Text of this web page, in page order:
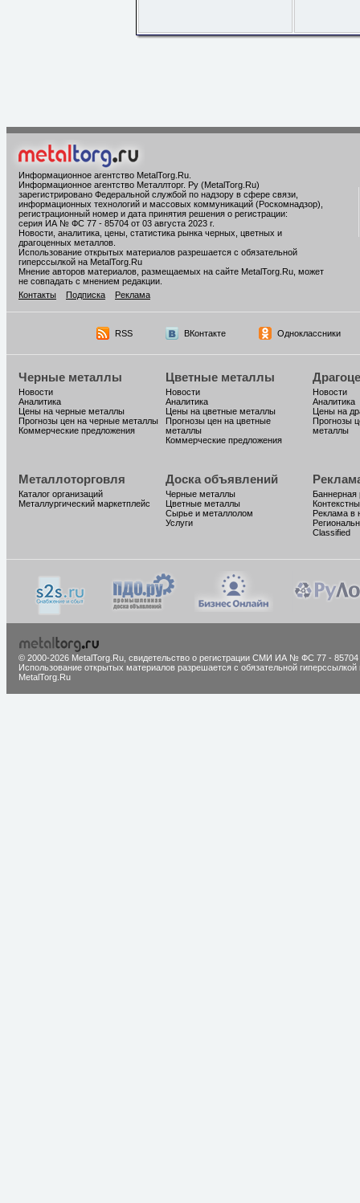
Информационное агентство MetalTorg.Ru
Информационное агентство Металлторг. Ру (MetalTorg.Ru)
зарегистрировано Федеральной службой по надзору в сфере связи,
информационных технологий и массовых коммуникаций (Роскомнадзор),
регистрационный номер и дата принятия решения о регистрации:
серия ИА № ФС 77 - 85704 от 03 августа 2023 г.
Новости, аналитика, цены, статистика рынка черных, цветных и
драгоценных металлов.
Использование открытых материалов разрешается с обязательной
гиперссылкой на MetalTorg.Ru
Мнение авторов материалов, размещаемых на сайте MetalTorg.Ru, может
не совпадать с мнением редакции.
Контакты
Подписка Реклама
RSS ВКонтакте Одноклассники
Черные металлы
Новости
Аналитика
Цены на черные металлы
Прогнозы цен на черные металлы
Коммерческие предложения
Цветные металлы
Новости
Аналитика
Цены на цветные металлы
Прогнозы цен на цветные
металлы
Коммерческие предложения
Новости
Аналитика
Цены на
Прогнозы
металлы
Металлоторговля
Каталог организаций
Металлургический маркетплейс
Доска объявлений
Черные металлы
Цветные металлы
Сырье и металлолом
Услуги
Баннерная
Реклама в
Classified
© 2000-2026 MetalTorg.Ru, cвидетельство о регистрации СМИ ИА № ФС 77 - 85704
Использование открытых материалов разрешается с обязательной гиперссылкой
MetalTorg.Ru